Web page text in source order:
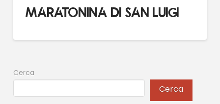
MARATONINA DI SAN LUIGI
Cerca
Cerca